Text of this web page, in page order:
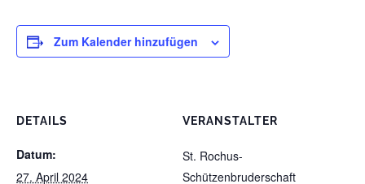
Zum Kalender hinzufügen
DETAILS
Datum:
27. April 2024
VERANSTALTER
St. Rochus-
Schützenbruderschaft